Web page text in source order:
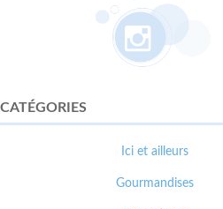
CATÉGORIES
Ici et ailleurs
Gourmandises